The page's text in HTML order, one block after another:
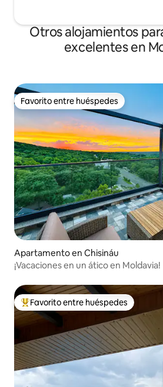
Otros alojamientos
excelentes en
Favorito entre huéspedes
Favorito entre huéspedes
Apartamento en Chisináu
¡Vacaciones en un ático en Moldavia!
Favorito entre huéspedes preferido
Favorito entre huéspedes